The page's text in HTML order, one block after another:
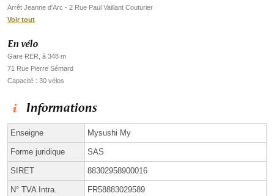
Arrêt Jeanne d'Arc - 2 Rue Paul Vaillant Couturier
Voir tout
En vélo
Gare RER, à 348 m
71 Rue Pierre Sémard
Capacité : 30 vélos
Informations
Enseigne Mysushi My
Forme juridique SAS
SIRET 88302958900016
N° TVA Intra. FR58883029589